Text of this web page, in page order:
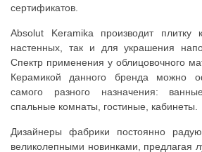
сертификатов.
Absolut Keramika производит
настенных, так и для украшения
Спектр применения у облицовочного
Керамикой данного бренда можно
самого разного назначения:
спальные комнаты, гостиные, кабинеты.
Дизайнеры фабрики постоянно
великолепными новинками, предлагая